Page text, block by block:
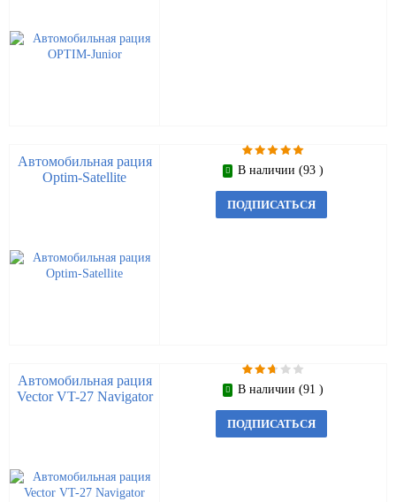
Автомобильная рация
Optim-Satellite
В наличии (93 )
ПОДПИСАТЬСЯ
Автомобильная рация
Vector VT-27 Navigator
В наличии (91 )
ПОДПИСАТЬСЯ